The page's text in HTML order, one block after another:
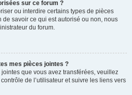
sur ce forum ?
ou interdire certains types de pièces
de savoir ce qui est autorisé ou non, nous
du forum.
mes pièces jointes ?
que vous avez transférées, veuillez
de l’utilisateur et suivre les liens vers